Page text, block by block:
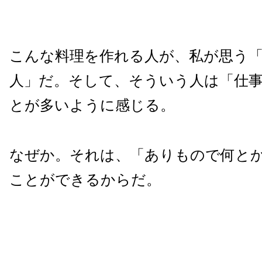
こんな料理を作れる人が、私が思う
人」だ。そして、そういう人は「仕
とが多いように感じる。
なぜか。それは、「ありもので何と
ことができるからだ。